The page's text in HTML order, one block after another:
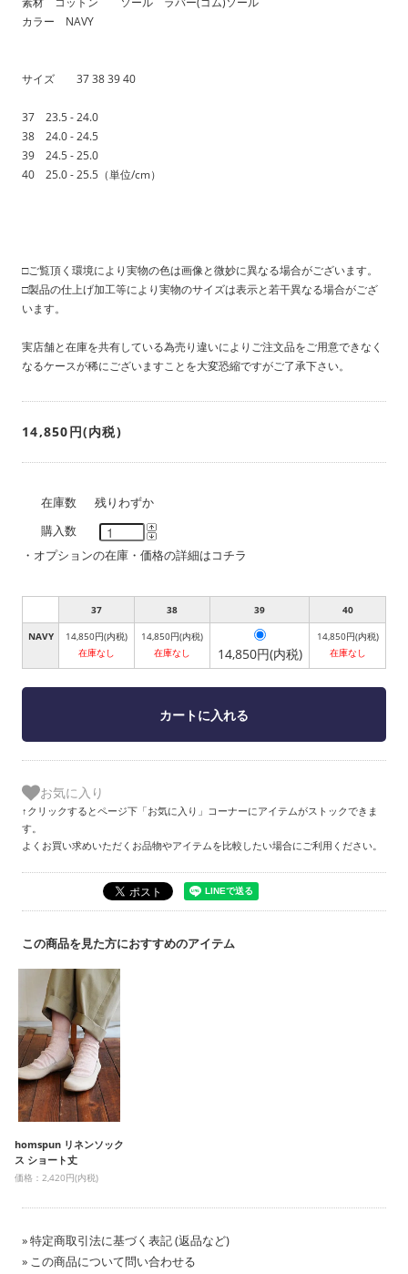
カラー NAVY
サイズ 37 38 39 40
37 23.5 - 24.0
38 24.0 - 24.5
39 24.5 - 25.0
40 25.0 - 25.5（単位/cm）
□ご覧頂く環境により実物の色は画像と微妙に異なる場合がございます。
□製品の仕上げ加工等により実物のサイズは表示と若干異なる場合がござ
います。
実店舗と在庫を共有している為売り違いによりご注文品をご用意できなく
なるケースが稀にございますことを大変恐縮ですがご了承下さい。
14,850円(内税)
在庫数
残りわずか
購入数
・ オプションの在庫・価格の詳細はコチラ
37 38 39 40
NAVY
14,850円(内税)
在庫なし
14,850円(内税)
在庫なし
14,850円(内税)
14,850円(内税)
在庫なし
お気に入り
↑クリックするとページ下「お気に入り」コーナーにアイテムがストックできま
す。
よくお買い求めいただくお品物やアイテムを比較したい場合にご利用ください。
この商品を見た方におすすめのアイテム
homspun リネンソック
ス ショート丈
価格：2,420円(内税)
» 特定商取引法に基づく表記 (返品など)
» この商品について問い合わせる